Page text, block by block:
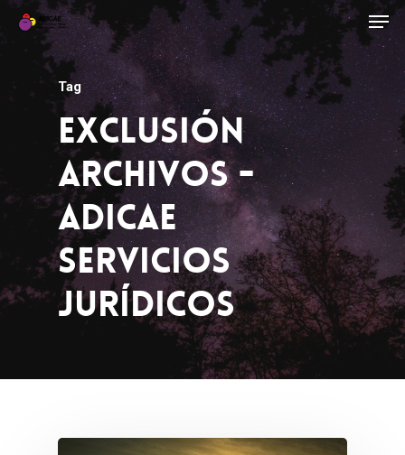
Tag
Exclusión
Archivos -
ADICAE
Servicios
Jurídicos